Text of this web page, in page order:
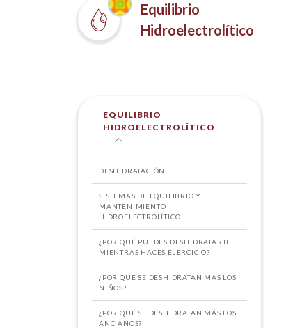
Equilibrio
Hidroelectrolítico
EQUILIBRIO
HIDROELECTROLÍTICO
DESHIDRATACIÓN
SISTEMAS DE EQUILIBRIO Y
MANTENIMIENTO
HIDROELECTROLÍTICO
¿POR QUÉ PUEDES DESHIDRATARTE
MIENTRAS HACES EJERCICIO?
¿POR QUÉ SE DESHIDRATAN MÁS LOS
NIÑOS?
¿POR QUÉ SE DESHIDRATAN MÁS LOS
ANCIANOS?